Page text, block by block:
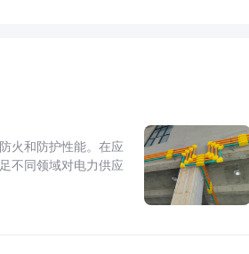
火和防护性能。在应
不同领域对电力供应